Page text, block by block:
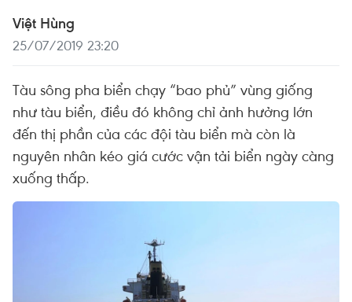
Việt Hùng
25/07/2019 23:20
Tàu sông pha biển chạy “bao phủ” vùng giống
như tàu biển, điều đó không chỉ ảnh hưởng lớn
đến thị phần của các đội tàu biển mà còn là
nguyên nhân kéo giá cước vận tải biển ngày càng
xuống thấp.